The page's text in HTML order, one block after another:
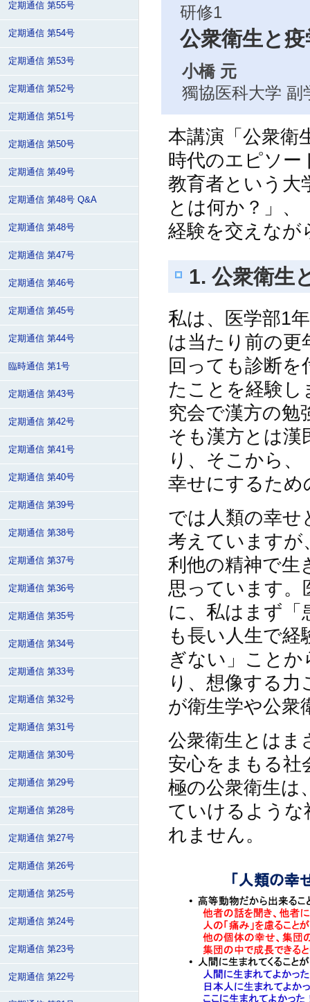
研修1
公衆衛生と
小橋 元
獨協医科大学 副
本講演「公衆衛
時代のエピソー
教育者という大
とは何か？」
経験を交えなが
1. 公衆衛生
私は、医学部1
は当たり前の更
回っても診断
たことを経験し
究会で漢方の勉
そも漢方とは漢
り、そこから
幸せにするため
では人類の幸せ
考えていますが
利他の精神で生
思っています。
に、私はまず「
も長い人生で
ぎない」こと
り、想像する
が衛生学や公衆
公衆衛生とはま
安心をまもる社
極の公衆衛生は
ていけるよう
れません。
定期通信 第55号
定期通信 第54号
定期通信 第53号
定期通信 第52号
定期通信 第51号
定期通信 第50号
定期通信 第49号
定期通信 第48号 Q&A
定期通信 第48号
定期通信 第47号
定期通信 第46号
定期通信 第45号
定期通信 第44号
臨時通信 第1号
定期通信 第43号
定期通信 第42号
定期通信 第41号
定期通信 第40号
定期通信 第39号
定期通信 第38号
定期通信 第37号
定期通信 第36号
定期通信 第35号
定期通信 第34号
定期通信 第33号
定期通信 第32号
定期通信 第31号
定期通信 第30号
定期通信 第29号
定期通信 第28号
定期通信 第27号
定期通信 第26号
定期通信 第25号
定期通信 第24号
定期通信 第23号
定期通信 第22号